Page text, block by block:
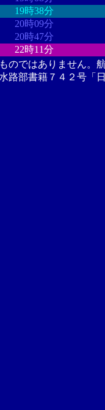
19時38分
20時09分
20時47分
22時11分
のではありません。
路部書籍７４２号「